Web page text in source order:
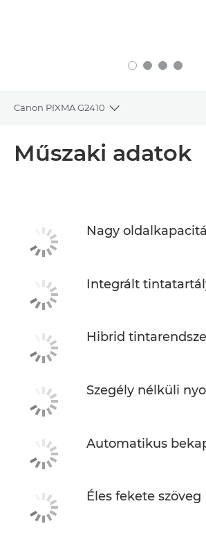
Canon PIXMA G2410
Toggle
TINTA VÁSÁRLÁSA
Műszaki adatok
Nagy
Integrált
Hibrid
Szegély nélküli
Automatikus
Éles fekete szöveg